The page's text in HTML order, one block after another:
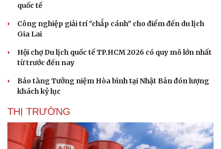
quốc tế
Công nghiệp giải trí "chắp cánh" cho điểm đến du lịch
Gia Lai
Hội chợ Du lịch quốc tế TP.HCM 2026 có quy mô lớn nhất
từ trước đến nay
Bảo tàng Tưởng niệm Hòa bình tại Nhật Bản đón lượng
khách kỷ lục
THỊ TRƯỜNG